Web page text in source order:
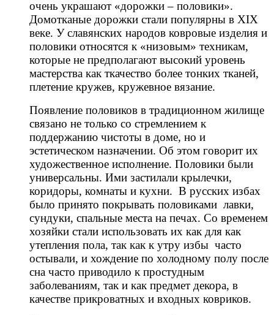
очень украшают «дорожки – половики».
Домотканые дорожки стали популярны в XIX
веке. У славянских народов ковровые изделия и
половики относятся к «низовым» техникам,
которые не предполагают высокий уровень
мастерства как ткачество более тонких тканей,
плетение кружев, кружевное вязание.
Появление половиков в традиционном жилище
связано не только со стремлением к
поддержанию чистоты в доме, но и
эстетическом назначении. Об этом говорит их
художественное исполнение. Половики были
универсальны. Ими застилали крылечки,
коридоры, комнаты и кухни. В русских избах
было принято покрывать половиками лавки,
сундуки, спальные места на печах. Со временем
хозяйки стали использовать их как для как
утепления пола, так как к утру избы часто
остывали, и хождение по холодному полу после
сна часто приводило к простудным
заболеваниям, так и как предмет декора, в
качестве прикроватных и входных ковриков.